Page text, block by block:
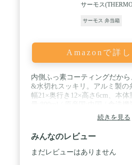
サーモス
サーモス 弁当箱
Amazonで詳し
内側ふっ素コーティングだか
&水切れスッキリ。アルミ製の
幅21×奥行き12×高さ6cm、本
体:アルミニウム合金(内面:ふっ
面:焼付け塗装) / フタ:アルミニ
素樹脂塗膜加工、外面:焼付け
シリコーンゴム / 仕切り:ポリ
続きを見る
みんなのレビュー
まだレビューはありません